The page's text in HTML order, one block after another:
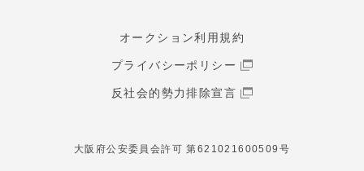
オークション利用規約
プライバシーポリシー
反社会的勢力排除宣言
大阪府公安委員会許可 第621021600509号